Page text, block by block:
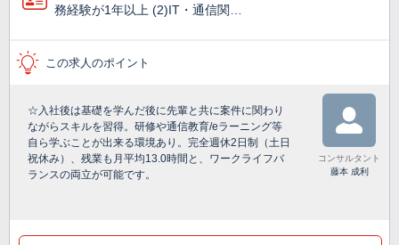
務経験が1年以上 (2)IT・通信関…
この求人のポイント
☆入社後は基礎を学んだ後に先輩と共に案件に関わり
ながらスキルを習得。研修や通信教育/eラーニング等
自ら学ぶことが出来る環境あり。完全週休2日制（土日
祝休み）、残業も月平均13.0時間と、ワークライフバ
ランスの両立が可能です。
コンサルタント
藤本 成利